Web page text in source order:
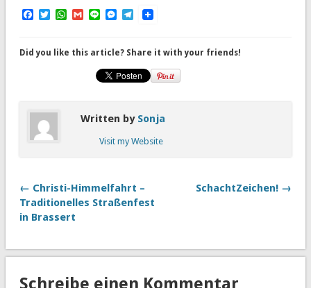
Facebook
TwitterWhatsApp
Gmail
LineMessenger
Telegram
Did you like this article? Share it with your friends!
Written by Sonja
Visit my Website
← Christi-Himmelfahrt –
Traditionelles Straßenfest
in Brassert
SchachtZeichen! →